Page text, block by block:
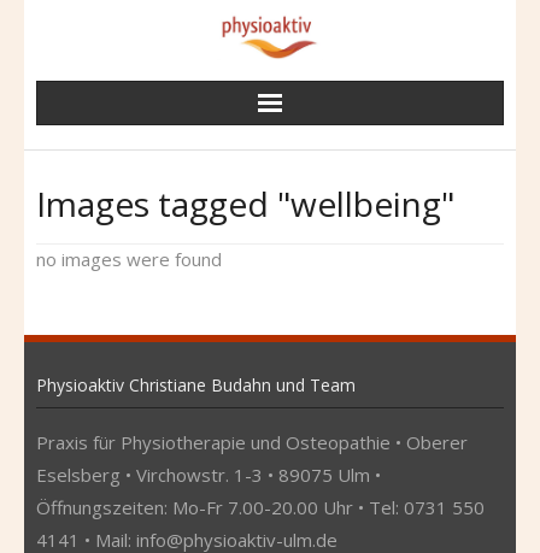
Images tagged "wellbeing"
no images were found
Physioaktiv Christiane Budahn und Team
Praxis für Physiotherapie und Osteopathie • Oberer
Eselsberg • Virchowstr. 1-3 • 89075 Ulm •
Öffnungszeiten: Mo-Fr 7.00-20.00 Uhr • Tel: 0731 550
4141 • Mail: info@physioaktiv-ulm.de